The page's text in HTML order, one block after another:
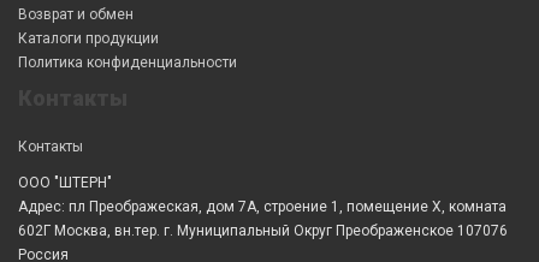
Возврат и обмен
Каталоги продукции
Политика конфиденциальности
Контакты
ООО "ШТЕРН"
Адрес: пл Преображеская, дом 7А, строение 1, помещение X, комната
602Г Москва, вн.тер. г. Муниципальный Округ Преображенское 107076
Россия